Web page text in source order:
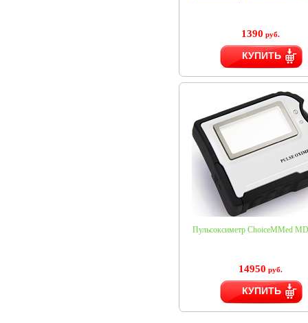
1390 руб.
КУПИТЬ
Пульсоксиметр ChoiceMMed
14950 руб.
КУПИТЬ